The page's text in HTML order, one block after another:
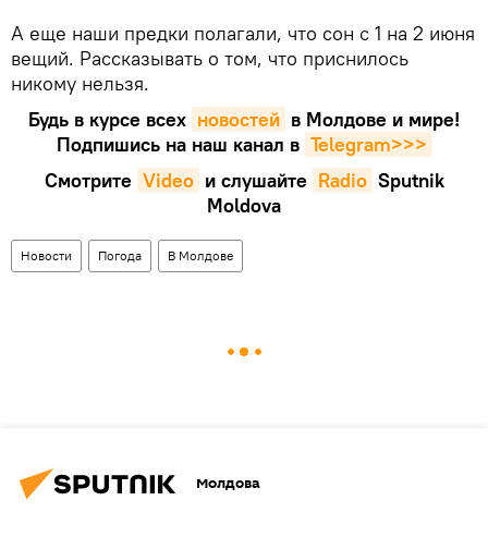
А еще наши предки полагали, что сон с 1 на 2 июня
вещий. Рассказывать о том, что приснилось
никому нельзя.
Будь в курсе всех новостей в Молдове и мире!
Подпишись на наш канал в Telegram>>>
Смотрите Video и слушайте Radio Sputnik
Moldova
Новости Погода В Молдове
Молдова